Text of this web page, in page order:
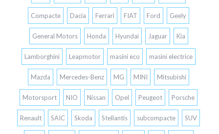
Compacte Dacia Ferrari FIAT Ford Geely
General Motors Honda Hyundai Jaguar Kia
Lamborghini Leapmotor masini eco masini electrice
Mazda Mercedes-Benz MG MINI Mitsubishi
Motorsport NIO Nissan Opel Peugeot Porsche
Renault SAIC Skoda Stellantis subcompacte SUV